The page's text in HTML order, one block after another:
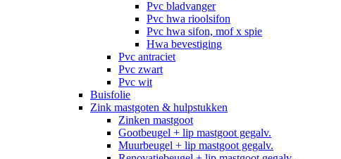
Pvc bladvanger
Pvc hwa rioolsifon
Pvc hwa sifon, mof x spie
Hwa bevestiging
Pvc antraciet
Pvc zwart
Pvc wit
Buisfolie
Zink mastgoten & hulpstukken
Zinken mastgoot
Gootbeugel + lip mastgoot gegalv.
Muurbeugel + lip mastgoot gegalv.